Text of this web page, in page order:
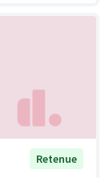
Retenue